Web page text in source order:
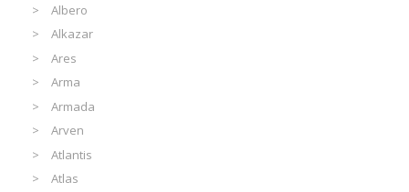
Albero
Alkazar
Ares
Arma
Armada
Arven
Atlantis
Atlas